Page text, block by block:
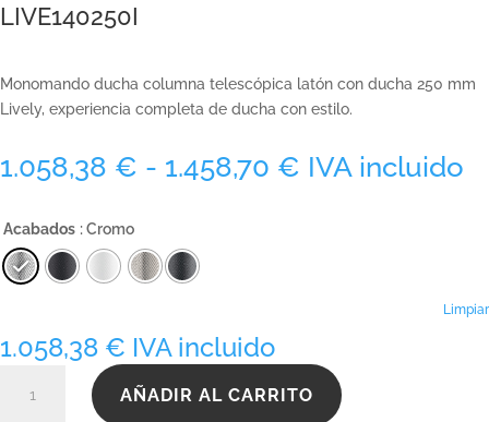
LIVE140250I
Monomando ducha columna telescópica latón con ducha 250 mm
Lively, experiencia completa de ducha con estilo.
1.058,38 € - 1.458,70 € Rango
IVA incluido
Acabados : Cromo
Limpiar
1.058,38 € IVA incluido
cantidad
AÑADIR AL CARRITO